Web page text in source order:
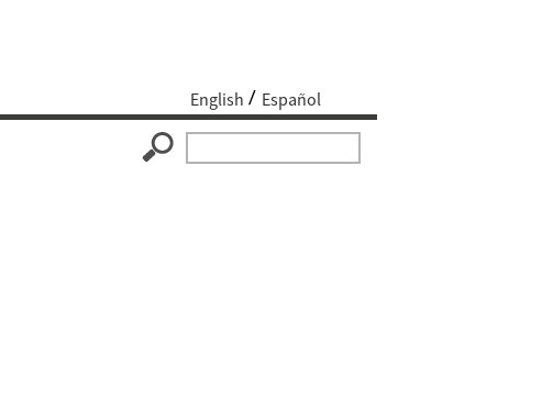
English Español